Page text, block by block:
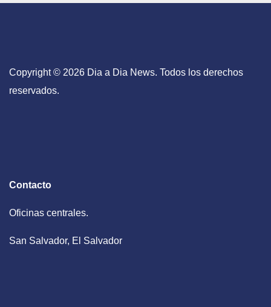
Copyright © 2026 Dia a Dia News. Todos los derechos
reservados.
Contacto
Oficinas centrales.
San Salvador, El Salvador